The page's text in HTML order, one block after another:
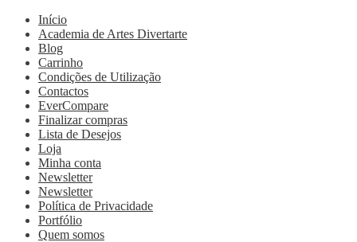
Início
Academia de Artes Divertarte
Blog
Carrinho
Condições de Utilização
Contactos
EverCompare
Finalizar compras
Lista de Desejos
Loja
Minha conta
Newsletter
Newsletter
Política de Privacidade
Portfólio
Quem somos